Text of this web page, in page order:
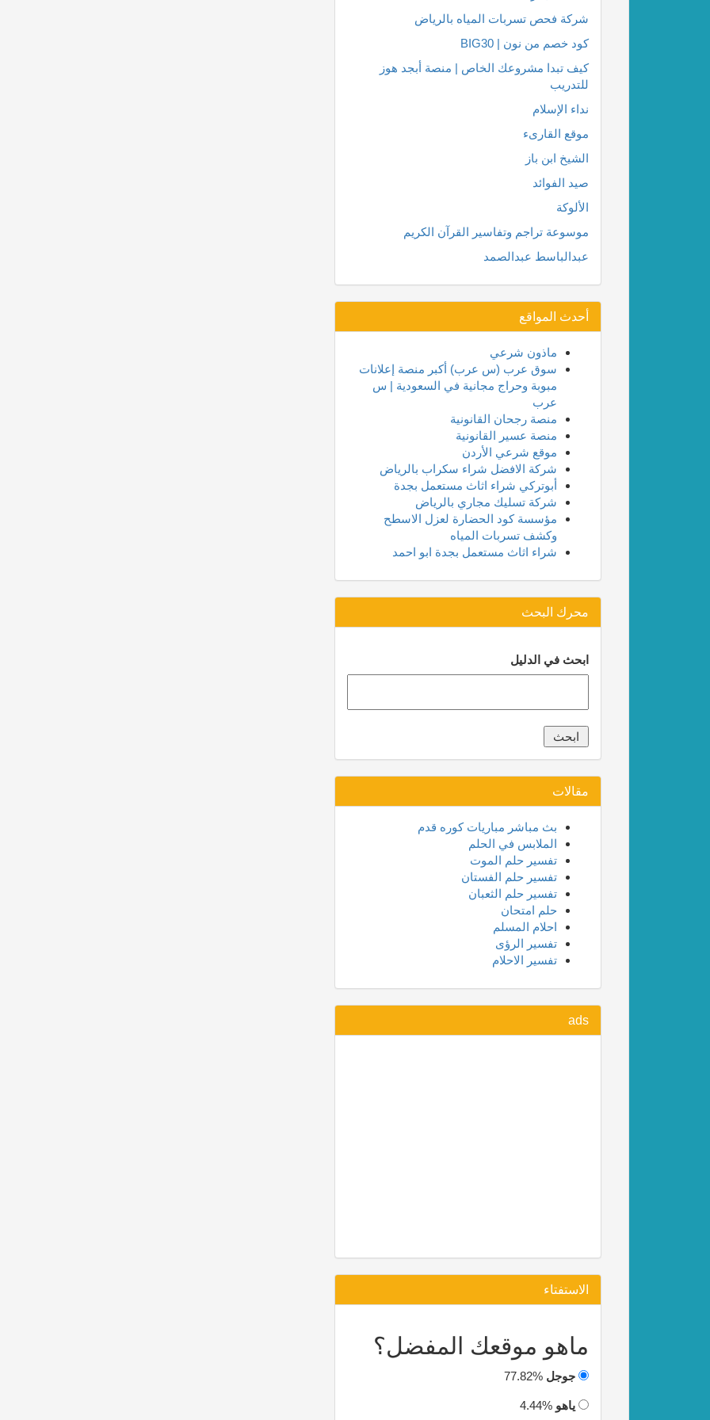
شركة فحص تسربات المياه بالرياض
كود خصم من نون | BIG30
كيف تبدا مشروعك الخاص | منصة أبجد هوز
للتدريب
نداء الإسلام
موقع القارىء
الشيخ ابن باز
صيد الفوائد
الألوكة
موسوعة تراجم وتفاسير القرآن الكريم
عبدالباسط عبدالصمد
أحدث المواقع
ماذون شرعي
سوق عرب (س عرب) أكبر منصة إعلانات
مبوبة وحراج مجانية في السعودية | س
عرب
منصة رجحان القانونية
منصة عسير القانونية
موقع شرعي الأردن
شركة الافضل شراء سكراب بالرياض
أبوتركي شراء اثاث مستعمل بجدة
شركة تسليك مجاري بالرياض
مؤسسة كود الحضارة لعزل الاسطح
وكشف تسربات المياه
شراء اثاث مستعمل بجدة ابو احمد
محرك البحث
ابحث في الدليل
مقالات
بث مباشر مباريات كوره قدم
الملابس في الحلم
تفسير حلم الموت
تفسير حلم الفستان
تفسير حلم الثعبان
حلم امتحان
احلام المسلم
تفسير الرؤى
تفسير الاحلام
ads
الاستفتاء
ماهو موقعك المفضل؟
جوجل 77.82%
ياهو 4.44%